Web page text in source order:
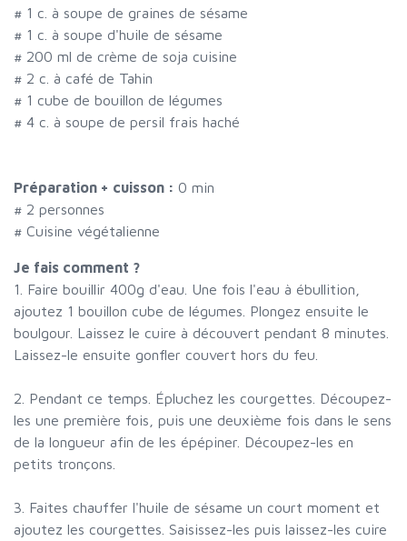
# 1 c. à soupe de graines de sésame
# 1 c. à soupe d'huile de sésame
# 200 ml de crème de soja cuisine
# 2 c. à café de Tahin
# 1 cube de bouillon de légumes
# 4 c. à soupe de persil frais haché
Préparation + cuisson : 0 min
# 2 personnes
# Cuisine végétalienne
Je fais comment ?
1. Faire bouillir 400g d'eau. Une fois l'eau à ébullition,
ajoutez 1 bouillon cube de légumes. Plongez ensuite le
boulgour. Laissez le cuire à découvert pendant 8 minutes.
Laissez-le ensuite gonfler couvert hors du feu.
2. Pendant ce temps. Épluchez les courgettes. Découpez-
les une première fois, puis une deuxième fois dans le sens
de la longueur afin de les épépiner. Découpez-les en
petits tronçons.
3. Faites chauffer l'huile de sésame un court moment et
ajoutez les courgettes. Saisissez-les puis laissez-les cuire